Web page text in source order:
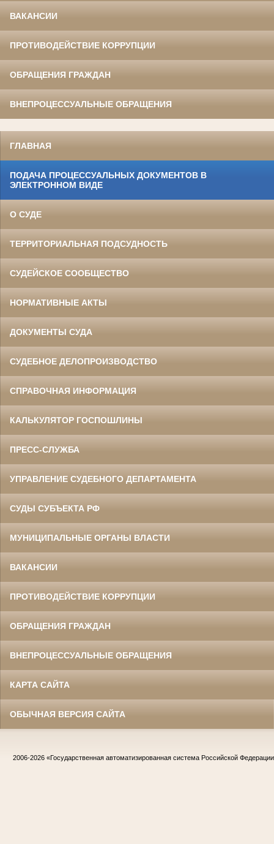
ВАКАНСИИ
ПРОТИВОДЕЙСТВИЕ КОРРУПЦИИ
ОБРАЩЕНИЯ ГРАЖДАН
ВНЕПРОЦЕССУАЛЬНЫЕ ОБРАЩЕНИЯ
ГЛАВНАЯ
ПОДАЧА ПРОЦЕССУАЛЬНЫХ ДОКУМЕНТОВ В
ЭЛЕКТРОННОМ ВИДЕ
О СУДЕ
ТЕРРИТОРИАЛЬНАЯ ПОДСУДНОСТЬ
СУДЕЙСКОЕ СООБЩЕСТВО
НОРМАТИВНЫЕ АКТЫ
ДОКУМЕНТЫ СУДА
СУДЕБНОЕ ДЕЛОПРОИЗВОДСТВО
СПРАВОЧНАЯ ИНФОРМАЦИЯ
КАЛЬКУЛЯТОР ГОСПОШЛИНЫ
ПРЕСС-СЛУЖБА
УПРАВЛЕНИЕ СУДЕБНОГО ДЕПАРТАМЕНТА
СУДЫ СУБЪЕКТА РФ
МУНИЦИПАЛЬНЫЕ ОРГАНЫ ВЛАСТИ
ВАКАНСИИ
ПРОТИВОДЕЙСТВИЕ КОРРУПЦИИ
ОБРАЩЕНИЯ ГРАЖДАН
ВНЕПРОЦЕССУАЛЬНЫЕ ОБРАЩЕНИЯ
КАРТА САЙТА
ОБЫЧНАЯ ВЕРСИЯ САЙТА
2006-2026 «Государственная автоматизированная система Российской